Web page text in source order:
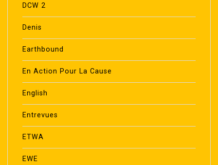
DCW 2
Denis
Earthbound
En Action Pour La Cause
English
Entrevues
ETWA
EWE